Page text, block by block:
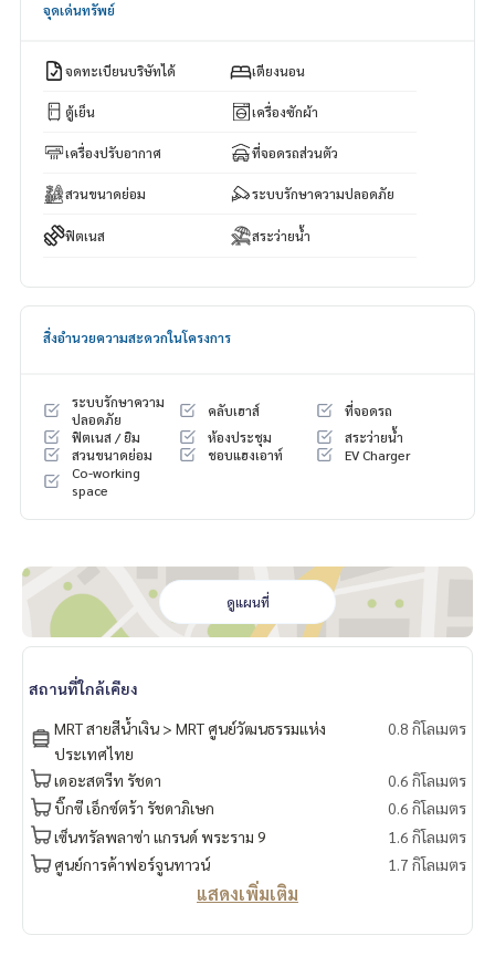
จุดเด่นทรัพย์
จดทะเบียนบริษัทได้ เตียงนอน
ตู้เย็น เครื่องซักผ้า
เครื่องปรับอากาศ ที่จอดรถส่วนตัว
สวนขนาดย่อม ระบบรักษาความปลอดภัย
ฟิตเนส สระว่ายน้ำ
สิ่งอำนวยความสะดวกในโครงการ
ระบบรักษาความ
ปลอดภัย
คลับเฮาส์
ที่จอดรถ
ฟิตเนส / ยิม
ห้องประชุม
สระว่ายน้ำ
สวนขนาดย่อม
ชอบแฮงเอาท์
EV Charger
Co-working
space
ดูแผนที่
สถานที่ใกล้เคียง
MRT สายสีน้ำเงิน > MRT ศูนย์วัฒนธรรมแห่ง
ประเทศไทย
0.8 กิโลเมตร
เดอะสตรีท รัชดา
0.6 กิโลเมตร
บิ๊กซี เอ็กซ์ตร้า รัชดาภิเษก
0.6 กิโลเมตร
เซ็นทรัลพลาซ่า แกรนด์ พระราม 9
1.6 กิโลเมตร
ศูนย์การค้าฟอร์จูนทาวน์
1.7 กิโลเมตร
แสดงเพิ่มเติม